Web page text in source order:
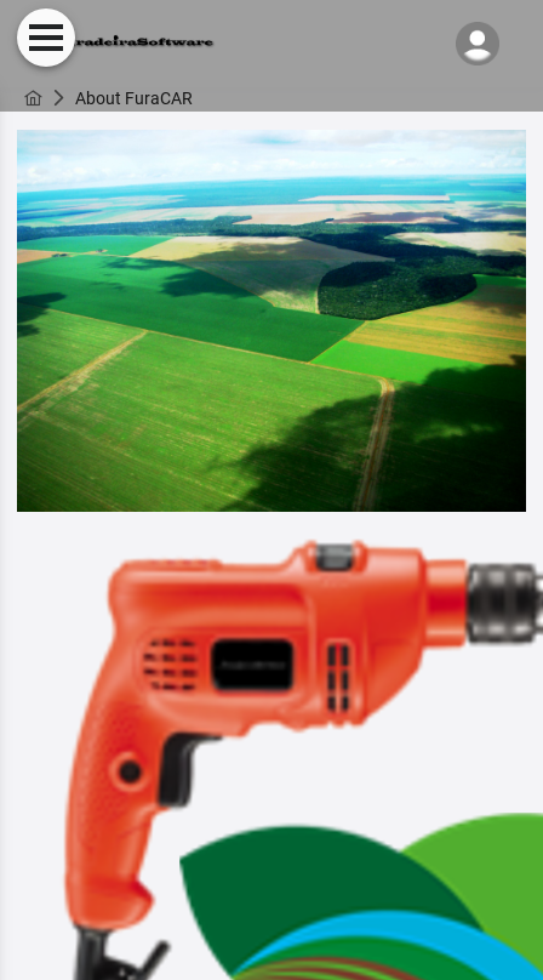
About FuraCAR